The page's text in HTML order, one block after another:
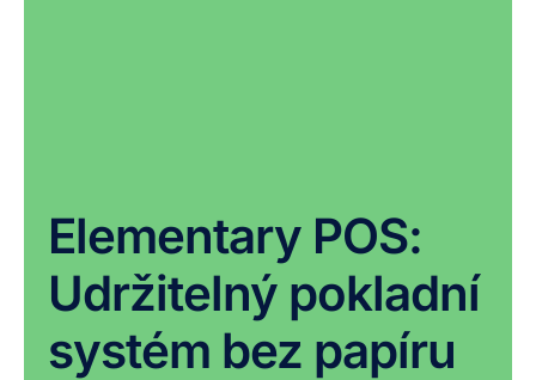
Elementary POS:
Udržitelný pokladní
systém bez papíru